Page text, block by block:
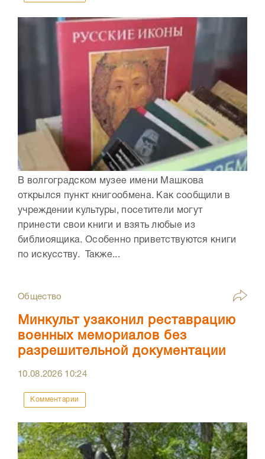
В волгоградском музее имени Машкова
открылся пункт книгообмена. Как сообщили в
учреждении культуры, посетители могут
принести свои книги и взять любые из
библиоящика. Особенно приветствуются книги
по искусству. Также...
Общество
Минкульт узаконил реставрацию
военных мемориалов без
разрешительной документации
10.08.2026 10:24
Комментарии